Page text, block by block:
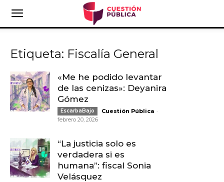
Etiqueta: Fiscalía General
«Me he podido levantar
de las cenizas»: Deyanira
Gómez
EscarbaBajo Cuestión Pública -
febrero 20, 2026
“La justicia solo es
verdadera si es
humana”: fiscal Sonia
Velásquez